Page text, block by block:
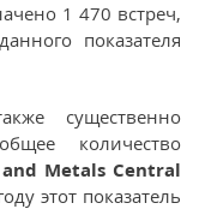
1 470 встреч,
показателя
существенно
количество
Metals Central
этот показатель